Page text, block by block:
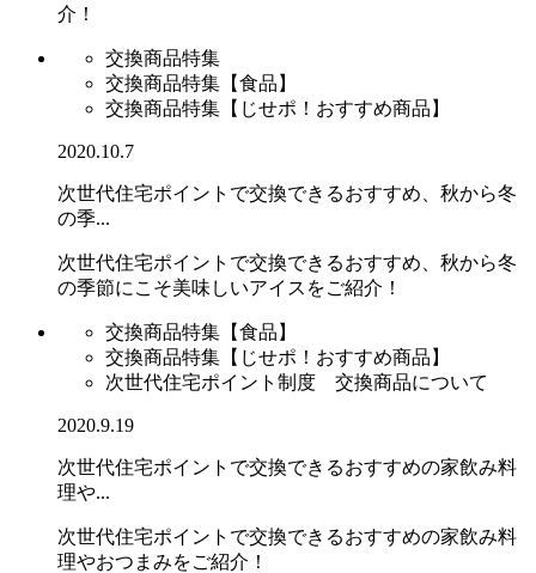
介！
交換商品特集
交換商品特集【食品】
交換商品特集【じせポ！おすすめ商品】
2020.10.7
次世代住宅ポイントで交換できるおすすめ、秋から冬
の季...
次世代住宅ポイントで交換できるおすすめ、秋から冬
の季節にこそ美味しいアイスをご紹介！
交換商品特集【食品】
交換商品特集【じせポ！おすすめ商品】
次世代住宅ポイント制度 交換商品について
2020.9.19
次世代住宅ポイントで交換できるおすすめの家飲み料
理や...
次世代住宅ポイントで交換できるおすすめの家飲み料
理やおつまみをご紹介！